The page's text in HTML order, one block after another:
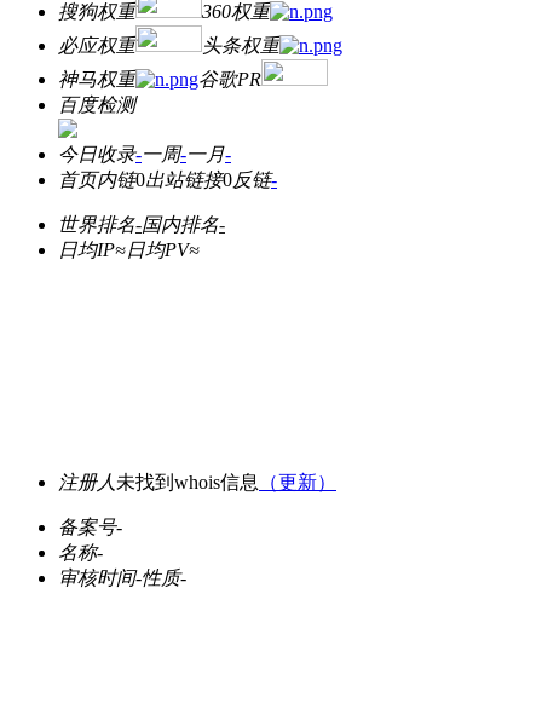
搜狗权重
360权重
必应权重
头条权重
神马权重
谷歌PR
百度检测
今日收录-一周-一月-
首页内链0出站链接0反链-
世界排名-国内排名-
日均IP≈日均PV≈
注册人 未找到whois信息 （更新）
备案号-
名称-
审核时间-性质-